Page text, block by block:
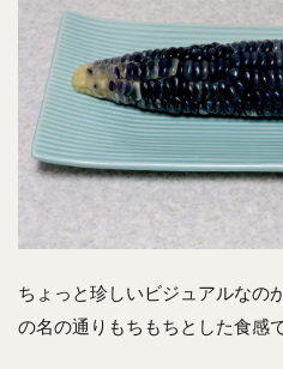
ちょっと珍しいビジュアルなの
の名の通りもちもちとした食感